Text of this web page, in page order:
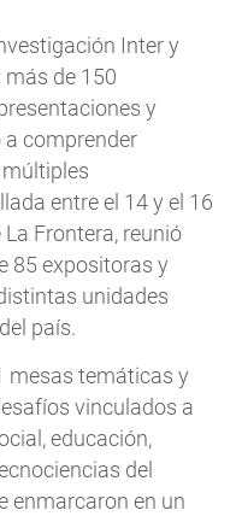
Inter y
más de 150
y
comprender
entre el 14 y el 16
Frontera, reunió
85 expositoras y
unidades
país.
mesas temáticas y
vinculados a
educación,
del
enmarcaron en un